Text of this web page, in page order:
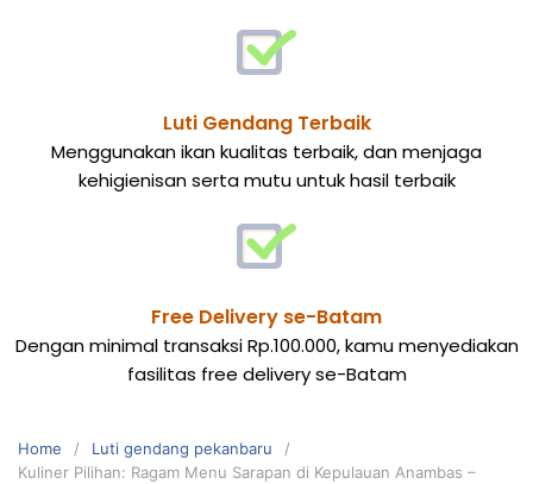
Luti Gendang Terbaik
Menggunakan ikan kualitas terbaik, dan menjaga
kehigienisan serta mutu untuk hasil terbaik
Free Delivery se-Batam
Dengan minimal transaksi Rp.100.000, kamu menyediakan
fasilitas free delivery se-Batam
Home
Luti gendang pekanbaru
Kuliner Pilihan: Ragam Menu Sarapan di Kepulauan Anambas –